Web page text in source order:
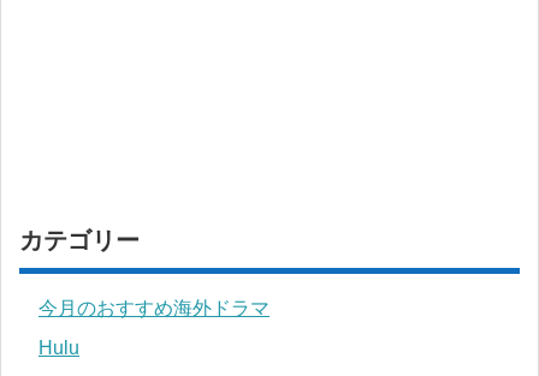
カテゴリー
今月のおすすめ海外ドラマ
Hulu